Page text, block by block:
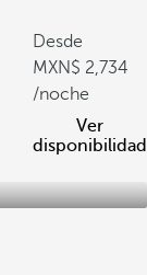
Desde
2,734
/noche
Ver
disponibilidad